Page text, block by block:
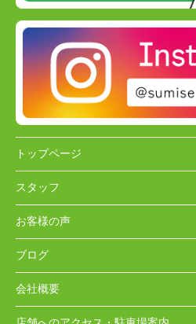
トップページ
スタッフ
お客様の声
ブログ
会社概要